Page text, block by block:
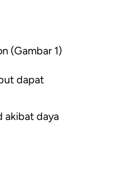
(Gambar 1)
dapat
akibat daya